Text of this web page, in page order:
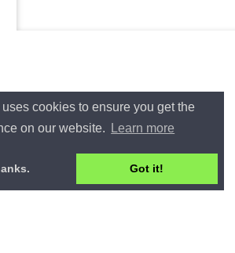
cookies to ensure you get the
on our website.
Learn more
Got it!